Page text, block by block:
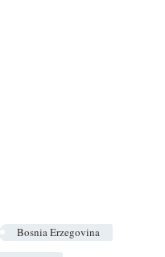
Bosnia Erzegovina